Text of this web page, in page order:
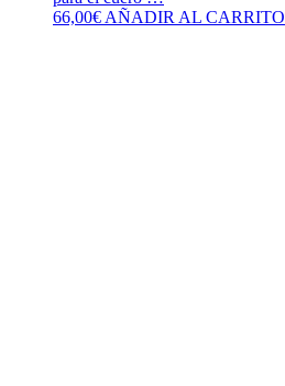
66,00€AÑADIR AL CARRITO